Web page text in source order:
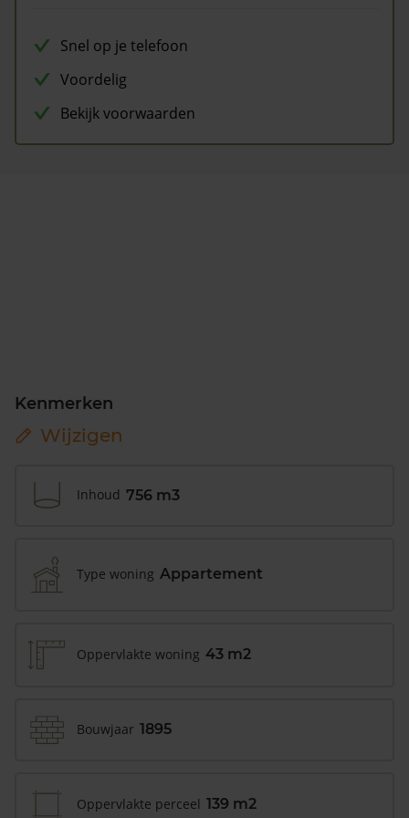
Snel op je telefoon
Voordelig
Bekijk voorwaarden
Kenmerken
Wijzigen
Inhoud 756 m3
Type woning Appartement
Oppervlakte woning 43 m2
Bouwjaar 1895
Oppervlakte perceel 139 m2